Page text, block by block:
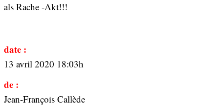
als Rache -Akt!!!
date :
13 avril 2020 18:03h
de :
Jean-François Callède